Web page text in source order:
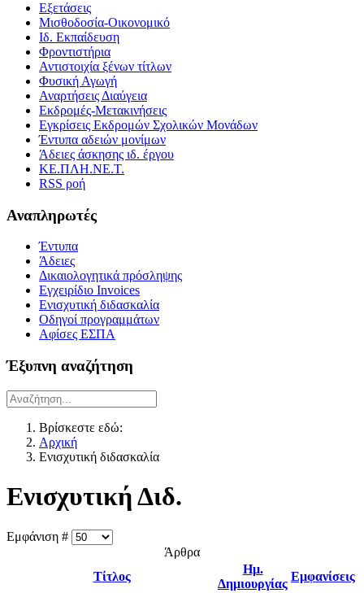
Εξετάσεις
Μισθοδοσία-Οικονομικό
Ιδ. Εκπαίδευση
Φροντιστήρια
Αντιστοιχία ξένων τίτλων
Φυσική Αγωγή
Αναρτήσεις Διαύγεια
Εκδρομές-Μετακινήσεις
Εγκρίσεις Εκδρομών Σχολικών Μονάδων
Έντυπα αδειών μονίμων
Άδειες άσκησης ιδ. έργου
ΚΕ.ΠΛΗ.ΝΕ.Τ.
RSS ροή
Αναπληρωτές
Έντυπα
Άδειες
Δικαιολογητικά πρόσληψης
Εγχειρίδιο Invoices
Ενισχυτική διδασκαλία
Οδηγοί προγραμμάτων
Αφίσες ΕΣΠΑ
Έξυπνη αναζήτηση
Βρίσκεστε εδώ:
Αρχική
Ενισχυτική διδασκαλία
Ενισχυτική Διδ.
Εμφάνιση #
Άρθρα
Τίτλος
Ημ.
Δημιουργίας
Εμφανίσεις